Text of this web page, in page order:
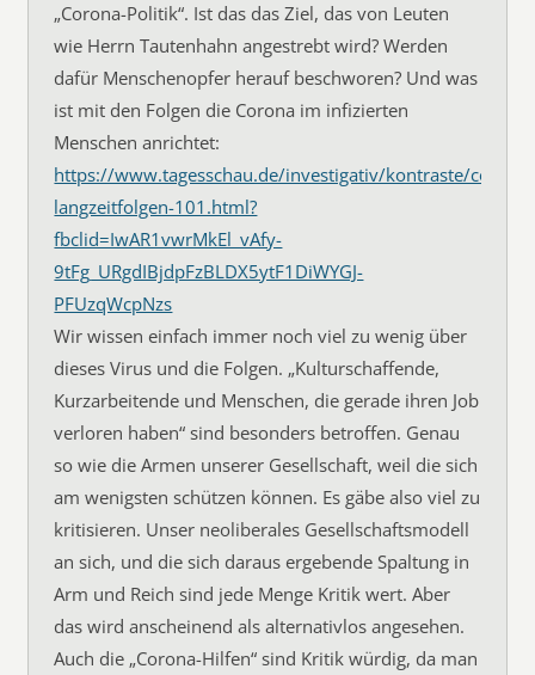
„Corona-Politik“. Ist das das Ziel, das von Leuten
wie Herrn Tautenhahn angestrebt wird? Werden
dafür Menschenopfer herauf beschworen? Und was
ist mit den Folgen die Corona im infizierten
Menschen anrichtet:
https://www.tagesschau.de/investigativ/kontraste/
langzeitfolgen-101.html?
fbclid=IwAR1vwrMkEl_vAfy-
9tFg_URgdIBjdpFzBLDX5ytF1DiWYGJ-
PFUzqWcpNzs
Wir wissen einfach immer noch viel zu wenig über
dieses Virus und die Folgen. „Kulturschaffende,
Kurzarbeitende und Menschen, die gerade ihren Job
verloren haben“ sind besonders betroffen. Genau
so wie die Armen unserer Gesellschaft, weil die sich
am wenigsten schützen können. Es gäbe also viel zu
kritisieren. Unser neoliberales Gesellschaftsmodell
an sich, und die sich daraus ergebende Spaltung in
Arm und Reich sind jede Menge Kritik wert. Aber
das wird anscheinend als alternativlos angesehen.
Auch die „Corona-Hilfen“ sind Kritik würdig, da man